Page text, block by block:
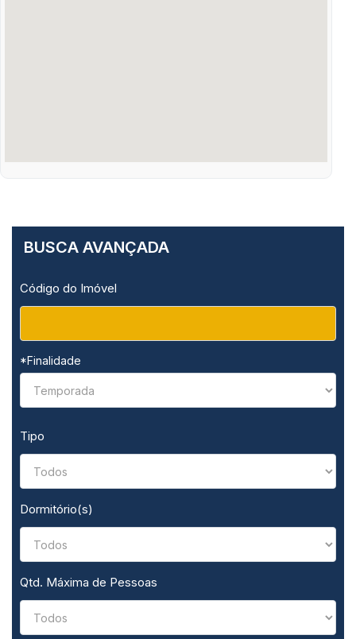
BUSCA AVANÇADA
Código do Imóvel
*Finalidade
Tipo
Dormitório(s)
Qtd. Máxima de Pessoas